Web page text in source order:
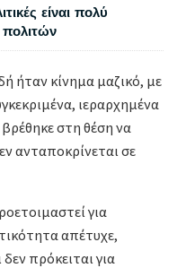
είναι πολύ
πολιτών
ήταν κίνημα μαζικό, με
ιεραρχημένα
στη θέση να
ανταποκρίνεται σε
για
απέτυχε,
πρόκειται για